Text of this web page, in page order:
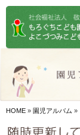
HOME » 園児アルバム »